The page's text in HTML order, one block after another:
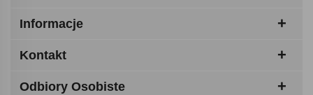
Informacje
Kontakt
Odbiory Osobiste